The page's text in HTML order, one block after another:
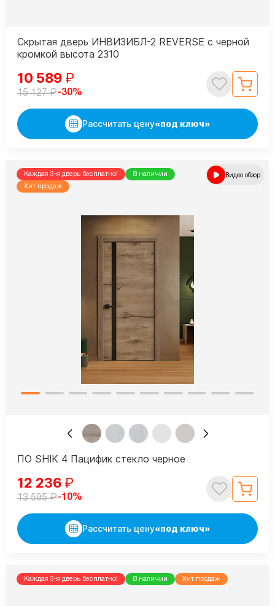
Скрытая дверь ИНВИЗИБЛ-2 REVERSE с черной
кромкой высота 2310
10 589 ₽
15 127₽-30%
Рассчитать цену«под ключ»
Каждая 3-я дверь бесплатно!
В наличии
Хит продаж
Видео обзор
ПО SHIK 4 Пацифик стекло черное
12 236 ₽
13 595₽-10%
Рассчитать цену«под ключ»
Каждая 3-я дверь бесплатно! В наличии Хит продаж